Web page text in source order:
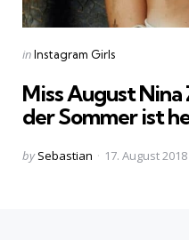
Categories
Posted
inInstagram Girls
Miss August
der Sommer ist
Posted
by Sebastian 17. August 2018